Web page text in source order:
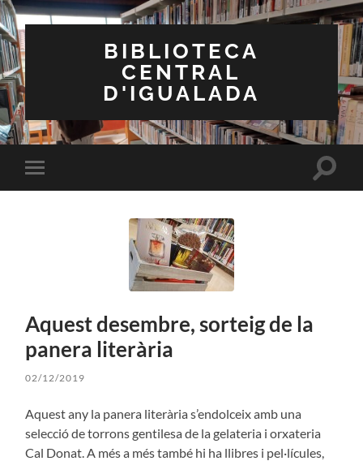
BIBLIOTECA
CENTRAL
D'IGUALADA
Toggle
mobile
Toggle
Aquest desembre, sorteig de la
panera literària
02/12/2019
Aquest any la panera literària s’endolceix amb una
selecció de torrons gentilesa de la gelateria i orxateria
Cal Donat. A més a més també hi ha llibres i pel·lícules,